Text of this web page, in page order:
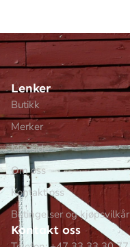
Lenker
Butikk
Merker
Min side
Om oss
Kontakt oss
Betingelser og kjøpsvilkår
Kontakt oss